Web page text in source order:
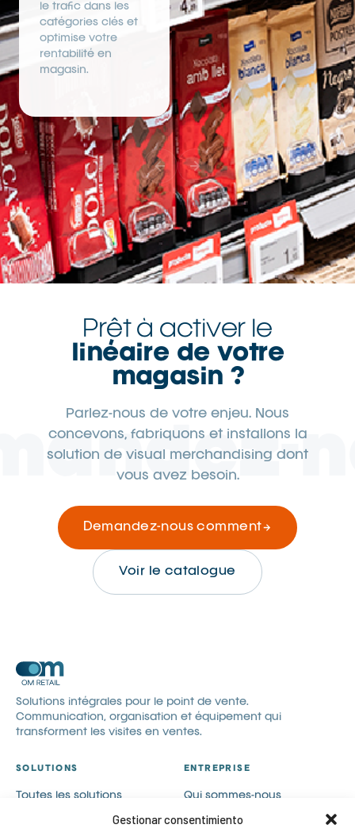
Gestionar consentimiento
le trafic dans les
catégories clés et
optimise votre
rentabilité en
magasin.
Prêt à activer le
linéaire de votre
magasin ?
Parlez-nous de votre enjeu. Nous
concevons, fabriquons et installons la
solution de visual merchandising dont
vous avez besoin.
Demandez-nous comment
Voir le catalogue
Solutions intégrales pour le point de vente.
Communication, organisation et équipement qui
transforment les visites en ventes.
SOLUTIONS
Toutes les solutions
Communication visuelle
ENTREPRISE
Qui sommes-nous
Catalogues